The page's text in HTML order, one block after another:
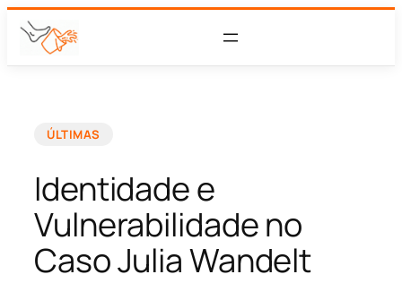
ÚLTIMAS
Identidade e
Vulnerabilidade no
Caso Julia Wandelt